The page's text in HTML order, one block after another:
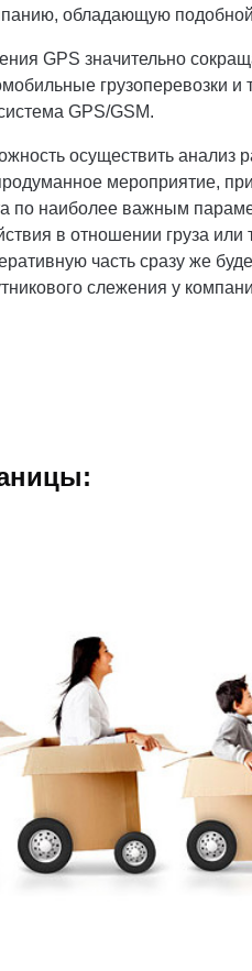
обладающую
GPS значительно
грузоперевозки
GPS/GSM.
осуществить анализ
мероприятие,
по наиболее важным
в отношении груза
часть сразу же
слежения у